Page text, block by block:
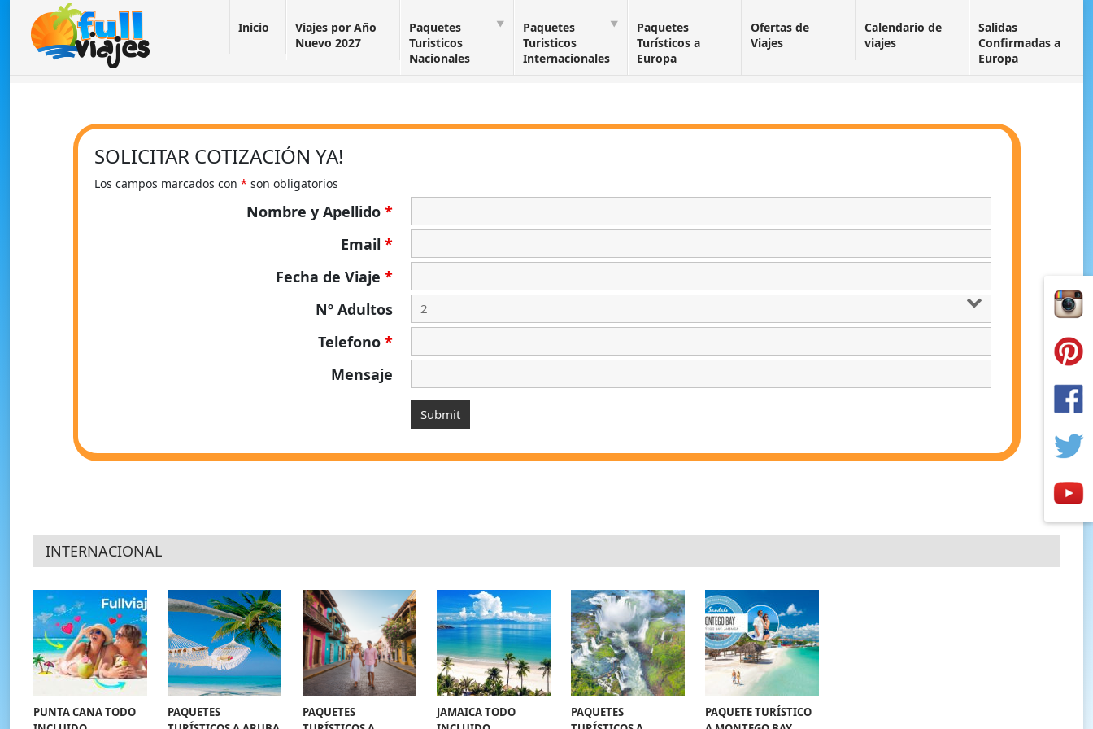
Inicio
Viajes por Año
Nuevo 2027
Paquetes
Turisticos
Nacionales
Paquetes
Turisticos
Internacionales
Paquetes
Turísticos a
Europa
Ofertas de
Viajes
Calendario de
viajes
Salidas
Confirmadas a
Europa
SOLICITAR COTIZACIÓN YA!
Los campos marcados con * son obligatorios
Nombre y Apellido*
Email*
Fecha de Viaje*
Nº Adultos
Telefono*
Mensaje
INTERNACIONAL
PUNTA CANA TODO
PAQUETES
PAQUETES
JAMAICA TODO
PAQUETES
PAQUETE TURÍSTICO